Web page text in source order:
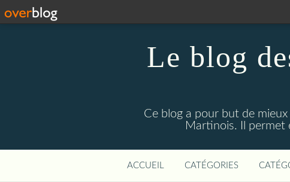
Le blog
Ce blog a pour but de
Martinois. Il permet
ACCUEIL CATÉGORIES